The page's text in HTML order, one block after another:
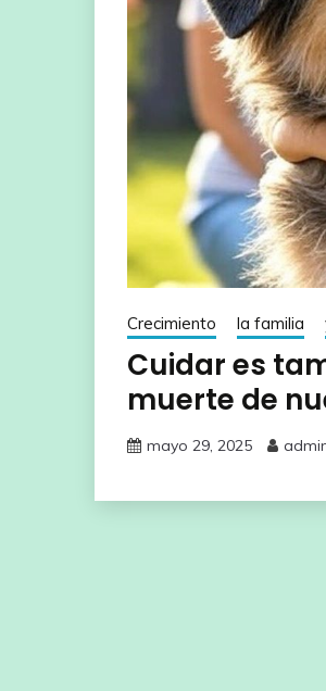
Crecimiento la familia
Cuidar es
muerte de
mayo 29, 2025